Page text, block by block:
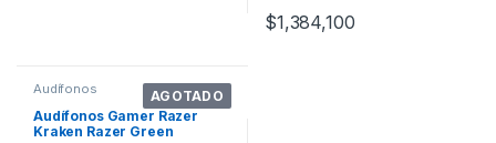
$1,384,100
AGOTADO
Audífonos
Audífonos Gamer Razer
Kraken Razer Green